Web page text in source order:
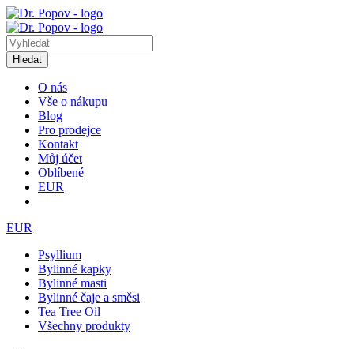
Hledat
O nás
Vše o nákupu
Blog
Pro prodejce
Kontakt
Můj účet
Oblíbené
EUR
EUR
Psyllium
Bylinné kapky
Bylinné masti
Bylinné čaje a směsi
Tea Tree Oil
Všechny produkty